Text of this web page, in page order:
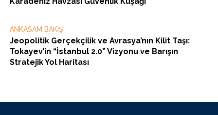
ANKASAM BAKIŞ
Jeopolitik Gerçekçilik ve Avrasya’nın Kilit Taşı:
Tokayev’in “İstanbul 2.0” Vizyonu ve Barışın
Stratejik Yol Haritası